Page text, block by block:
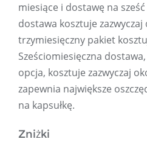
miesiące i dostawę na
dostawa kosztuje zazwyczaj
trzymiesięczny pakiet
Sześciomiesięczna
opcja, kosztuje zazwyczaj
zapewnia największe
na kapsułkę.
Zniżki